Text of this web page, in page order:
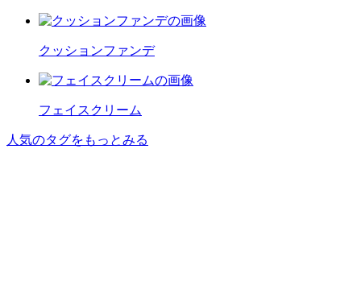
クッションファンデ
フェイスクリーム
人気のタグをもっとみる